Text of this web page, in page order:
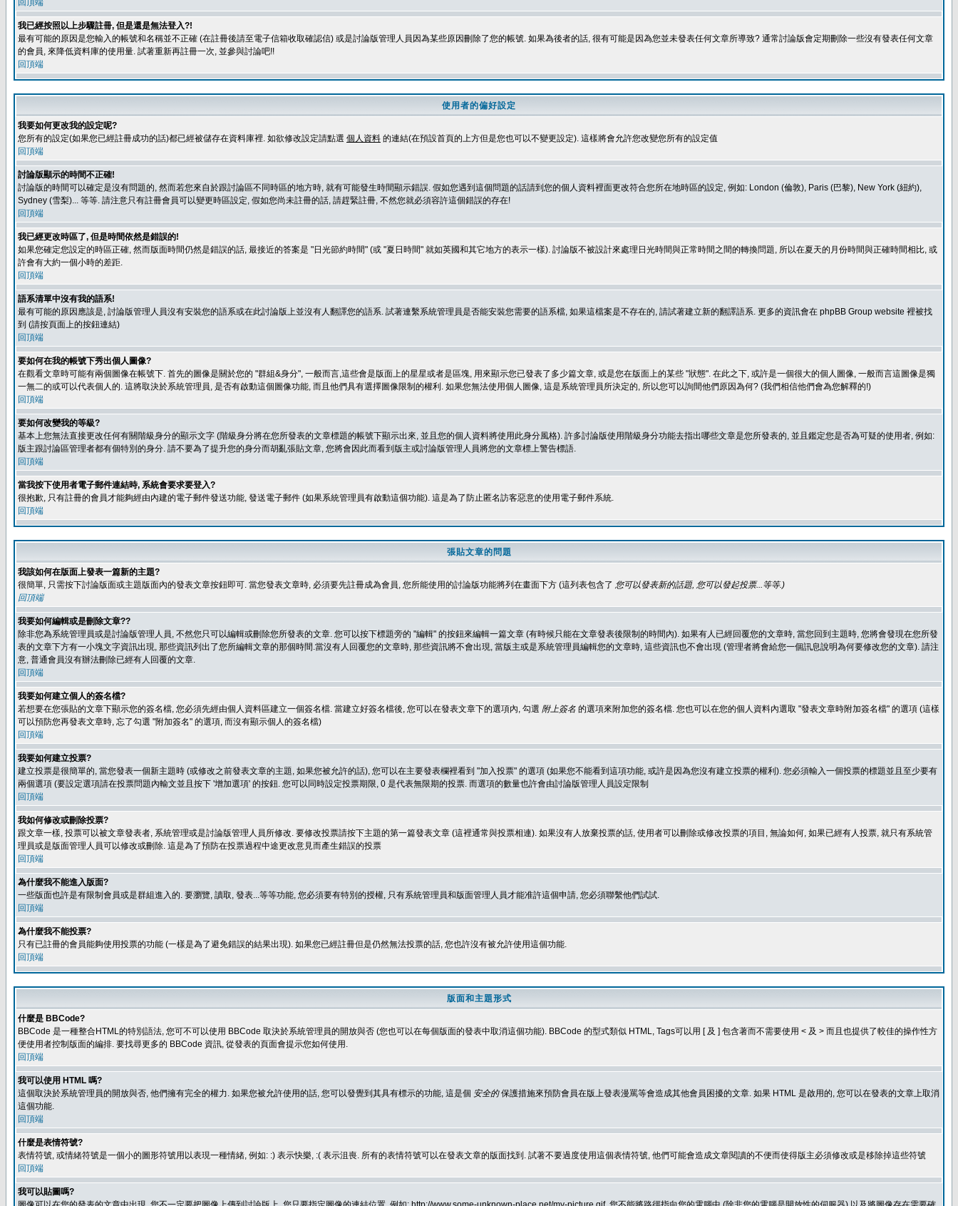
回頂端
我已經按照以上步驟註冊, 但是還是無法登入?!
最有可能的原因是您輸入的帳號和名稱並不正確 (在註冊後請至電子信箱收取確認信) 或是討論版管理人員因為某些原因刪除了您的帳號. 如果為後者的話, 很有可能是因為您並未發表任何文章所導致? 通常討論版會定期刪除一些沒有發表任何文章
的會員, 來降低資料庫的使用量. 試著重新再註冊一次, 並參與討論吧!!
回頂端
使用者的偏好設定
我要如何更改我的設定呢?
您所有的設定(如果您已經註冊成功的話)都已經被儲存在資料庫裡. 如欲修改設定請點選 個人資料 的連結(在預設首頁的上方但是您也可以不變更設定). 這樣將會允許您改變您所有的設定值
回頂端
討論版顯示的時間不正確!
討論版的時間可以確定是沒有問題的, 然而若您來自於跟討論區不同時區的地方時, 就有可能發生時間顯示錯誤. 假如您遇到這個問題的話請到您的個人資料裡面更改符合您所在地時區的設定, 例如: London (倫敦), Paris (巴黎), New York (紐約),
Sydney (雪梨)... 等等. 請注意只有註冊會員可以變更時區設定, 假如您尚未註冊的話, 請趕緊註冊, 不然您就必須容許這個錯誤的存在!
回頂端
我已經更改時區了, 但是時間依然是錯誤的!
如果您確定您設定的時區正確, 然而版面時間仍然是錯誤的話, 最接近的答案是 "日光節約時間" (或 "夏日時間" 就如英國和其它地方的表示一樣). 討論版不被設計來處理日光時間與正常時間之間的轉換問題, 所以在夏天的月份時間與正確時間相比, 或
許會有大約一個小時的差距.
回頂端
語系清單中沒有我的語系!
最有可能的原因應該是, 討論版管理人員沒有安裝您的語系或在此討論版上並沒有人翻譯您的語系. 試著連繫系統管理員是否能安裝您需要的語系檔, 如果這檔案是不存在的, 請試著建立新的翻譯語系. 更多的資訊會在 phpBB Group website 裡被找
到 (請按頁面上的按鈕連結)
回頂端
要如何在我的帳號下秀出個人圖像?
在觀看文章時可能有兩個圖像在帳號下. 首先的圖像是關於您的 "群組&身分", 一般而言,這些會是版面上的星星或者是區塊, 用來顯示您已發表了多少篇文章, 或是您在版面上的某些 "狀態". 在此之下, 或許是一個很大的個人圖像, 一般而言這圖像是獨
一無二的或可以代表個人的. 這將取決於系統管理員, 是否有啟動這個圖像功能, 而且他們具有選擇圖像限制的權利. 如果您無法使用個人圖像, 這是系統管理員所決定的, 所以您可以詢間他們原因為何? (我們相信他們會為您解釋的!)
回頂端
要如何改變我的等級?
基本上您無法直接更改任何有關階級身分的顯示文字 (階級身分將在您所發表的文章標題的帳號下顯示出來, 並且您的個人資料將使用此身分風格). 許多討論版使用階級身分功能去指出哪些文章是您所發表的, 並且鑑定您是否為可疑的使用者, 例如:
版主跟討論區管理者都有個特別的身分. 請不要為了提升您的身分而胡亂張貼文章, 您將會因此而看到版主或討論版管理人員將您的文章標上警告標語.
回頂端
當我按下使用者電子郵件連結時, 系統會要求要登入?
很抱歉, 只有註冊的會員才能夠經由內建的電子郵件發送功能, 發送電子郵件 (如果系統管理員有啟動這個功能). 這是為了防止匿名訪客惡意的使用電子郵件系統.
回頂端
張貼文章的問題
我該如何在版面上發表一篇新的主題?
很簡單, 只需按下討論版面或主題版面內的發表文章按鈕即可. 當您發表文章時, 必須要先註冊成為會員, 您所能使用的討論版功能將列在畫面下方 (這列表包含了 您可以發表新的話題, 您可以發起投票...等等.)
回頂端
我要如何編輯或是刪除文章??
除非您為系統管理員或是討論版管理人員, 不然您只可以編輯或刪除您所發表的文章. 您可以按下標題旁的 "編輯" 的按鈕來編輯一篇文章 (有時候只能在文章發表後限制的時間內). 如果有人已經回覆您的文章時, 當您回到主題時, 您將會發現在您所發
表的文章下方有一小塊文字資訊出現, 那些資訊列出了您所編輯文章的那個時間.當沒有人回覆您的文章時, 那些資訊將不會出現, 當版主或是系統管理員編輯您的文章時, 這些資訊也不會出現 (管理者將會給您一個訊息說明為何要修改您的文章). 請注
意, 普通會員沒有辦法刪除已經有人回覆的文章.
回頂端
我要如何建立個人的簽名檔?
若想要在您張貼的文章下顯示您的簽名檔, 您必須先經由個人資料區建立一個簽名檔. 當建立好簽名檔後, 您可以在發表文章下的選項內, 勾選 附上簽名 的選項來附加您的簽名檔. 您也可以在您的個人資料內選取 "發表文章時附加簽名檔" 的選項 (這樣
可以預防您再發表文章時, 忘了勾選 "附加簽名" 的選項, 而沒有顯示個人的簽名檔)
回頂端
我要如何建立投票?
建立投票是很簡單的, 當您發表一個新主題時 (或修改之前發表文章的主題, 如果您被允許的話), 您可以在主要發表欄裡看到 "加入投票" 的選項 (如果您不能看到這項功能, 或許是因為您沒有建立投票的權利). 您必須輸入一個投票的標題並且至少要有
兩個選項 (要設定選項請在投票問題內輸文並且按下 '增加選項' 的按鈕. 您可以同時設定投票期限, 0 是代表無限期的投票. 而選項的數量也許會由討論版管理人員設定限制
回頂端
我如何修改或刪除投票?
跟文章一樣, 投票可以被文章發表者, 系統管理或是討論版管理人員所修改. 要修改投票請按下主題的第一篇發表文章 (這裡通常與投票相連). 如果沒有人放棄投票的話, 使用者可以刪除或修改投票的項目, 無論如何, 如果已經有人投票, 就只有系統管
理員或是版面管理人員可以修改或刪除. 這是為了預防在投票過程中途更改意見而產生錯誤的投票
回頂端
為什麼我不能進入版面?
一些版面也許是有限制會員或是群組進入的. 要瀏覽, 讀取, 發表...等等功能, 您必須要有特別的授權, 只有系統管理員和版面管理人員才能准許這個申請, 您必須聯繫他們試試.
回頂端
為什麼我不能投票?
只有已註冊的會員能夠使用投票的功能 (一樣是為了避免錯誤的結果出現). 如果您已經註冊但是仍然無法投票的話, 您也許沒有被允許使用這個功能.
回頂端
版面和主題形式
什麼是 BBCode?
BBCode 是一種整合HTML的特別語法, 您可不可以使用 BBCode 取決於系統管理員的開放與否 (您也可以在每個版面的發表中取消這個功能). BBCode 的型式類似 HTML, Tags可以用 [ 及 ] 包含著而不需要使用 < 及 > 而且也提供了較佳的操作性方
便使用者控制版面的編排. 要找尋更多的 BBCode 資訊, 從發表的頁面會提示您如何使用.
回頂端
我可以使用 HTML 嗎?
這個取決於系統管理員的開放與否, 他們擁有完全的權力. 如果您被允許使用的話, 您可以發覺到其具有標示的功能, 這是個 安全的保護措施來預防會員在版上發表漫罵等會造成其他會員困擾的文章. 如果 HTML 是啟用的, 您可以在發表的文章上取消
這個功能.
回頂端
什麼是表情符號?
表情符號, 或情緒符號是一個小的圖形符號用以表現一種情緒, 例如: :) 表示快樂, :( 表示沮喪. 所有的表情符號可以在發表文章的版面找到. 試著不要過度使用這個表情符號, 他們可能會造成文章閱讀的不便而使得版主必須修改或是移除掉這些符號
回頂端
我可以貼圖嗎?